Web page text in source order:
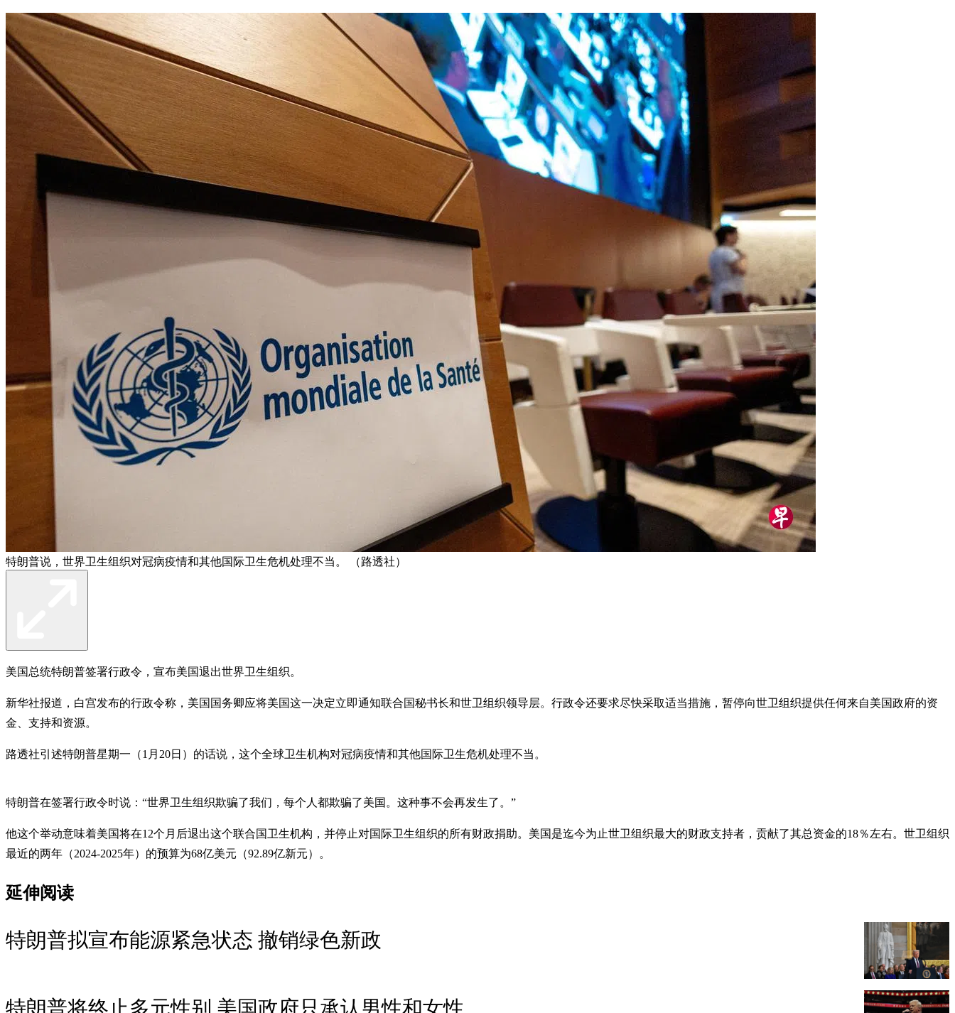
特朗普说，世界卫生组织对冠病疫情和其他国际卫生危机处理不当。 （路透社）
美国总统特朗普签署行政令，宣布美国退出世界卫生组织。
新华社报道，白宫发布的行政令称，美国国务卿应将美国这一决定立即通知联合国秘书长和世卫组织领导层。行政令还要求尽快采取适当措施，暂停向世卫组织提供任何来自美国政府的资
金、支持和资源。
路透社引述特朗普星期一（1月20日）的话说，这个全球卫生机构对冠病疫情和其他国际卫生危机处理不当。
特朗普在签署行政令时说：“世界卫生组织欺骗了我们，每个人都欺骗了美国。这种事不会再发生了。”
他这个举动意味着美国将在12个月后退出这个联合国卫生机构，并停止对国际卫生组织的所有财政捐助。美国是迄今为止世卫组织最大的财政支持者，贡献了其总资金的18％左右。世卫组织
最近的两年（2024-2025年）的预算为68亿美元（92.89亿新元）。
延伸阅读
特朗普拟宣布能源紧急状态 撤销绿色新政
特朗普将终止多元性别 美国政府只承认男性和女性